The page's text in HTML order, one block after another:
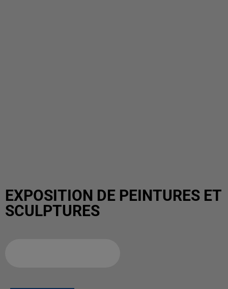
EXPOSITION DE PEINTURES ET
SCULPTURES